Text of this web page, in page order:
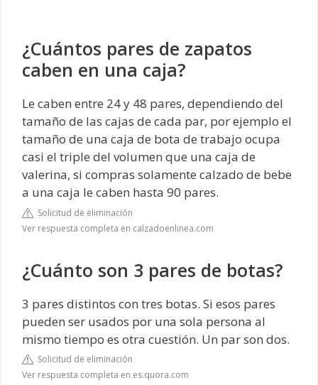
¿Cuántos pares de zapatos
caben en una caja?
Le caben entre 24 y 48 pares, dependiendo del
tamaño de las cajas de cada par, por ejemplo el
tamaño de una caja de bota de trabajo ocupa
casi el triple del volumen que una caja de
valerina, si compras solamente calzado de bebe
a una caja le caben hasta 90 pares.
Solicitud de eliminación
Ver respuesta completa en calzadoenlinea.com
¿Cuánto son 3 pares de botas?
3 pares distintos con tres botas. Si esos pares
pueden ser usados por una sola persona al
mismo tiempo es otra cuestión. Un par son dos.
Solicitud de eliminación
Ver respuesta completa en es.quora.com